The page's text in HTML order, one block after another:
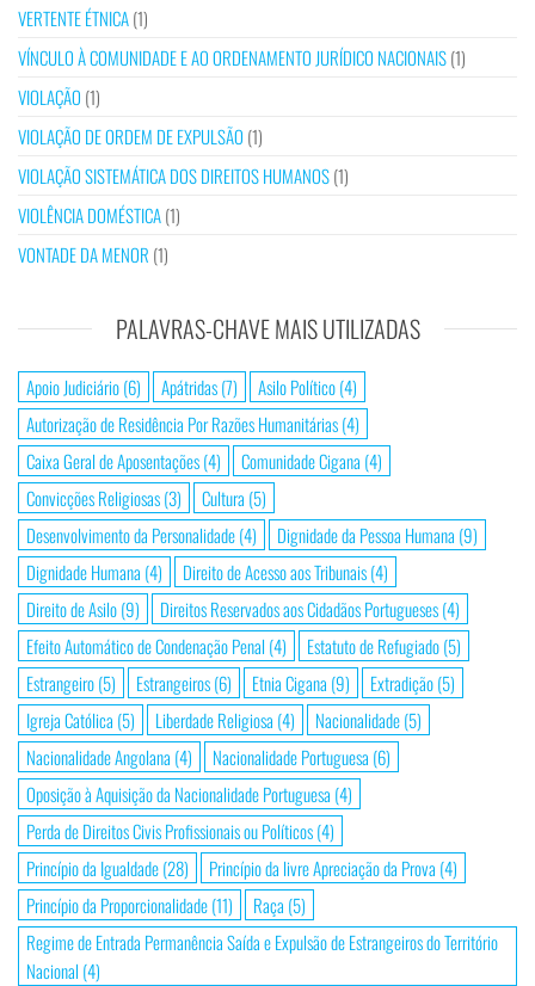
VERTENTE ÉTNICA(1)
VÍNCULO À COMUNIDADE E AO ORDENAMENTO JURÍDICO NACIONAIS(1)
VIOLAÇÃO (1)
VIOLAÇÃO DE ORDEM DE EXPULSÃO (1)
VIOLAÇÃO SISTEMÁTICA DOS DIREITOS HUMANOS(1)
VIOLÊNCIA DOMÉSTICA(1)
VONTADE DA MENOR (1)
PALAVRAS-CHAVE MAIS UTILIZADAS
Apoio Judiciário(6) Apátridas(7) Asilo Político(4)
Autorização de Residência Por Razões Humanitárias(4)
Caixa Geral de Aposentações(4) Comunidade Cigana (4)
Convicções Religiosas(3) Cultura (5)
Desenvolvimento da Personalidade(4) Dignidade da Pessoa Humana (9)
Dignidade Humana (4) Direito de Acesso aos Tribunais(4)
Direito de Asilo(9) Direitos Reservados aos Cidadãos Portugueses(4)
Efeito Automático de Condenação Penal (4) Estatuto de Refugiado(5)
Estrangeiro(5) Estrangeiros(6) Etnia Cigana (9) Extradição(5)
Igreja Católica (5) Liberdade Religiosa (4) Nacionalidade(5)
Nacionalidade Angolana (4) Nacionalidade Portuguesa (6)
Oposição à Aquisição da Nacionalidade Portuguesa (4)
Perda de Direitos Civis Profissionais ou Políticos(4)
Princípio da Igualdade(28) Princípio da livre Apreciação da Prova (4)
Princípio da Proporcionalidade(11) Raça (5)
Regime de Entrada Permanência Saída e Expulsão de Estrangeiros do Território
Nacional (4)